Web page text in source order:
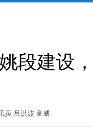
段建设
员 吕洪波 童威